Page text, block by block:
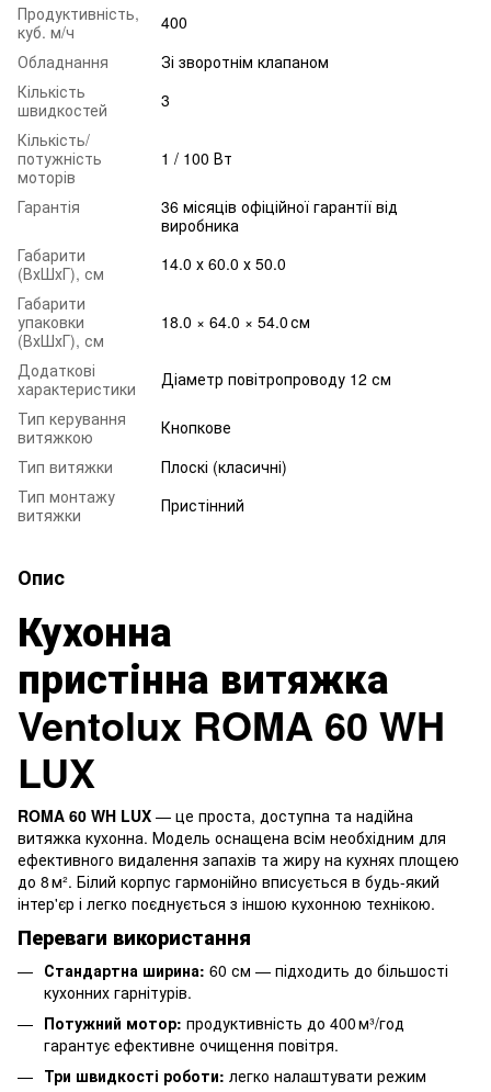
Продуктивність,
куб. м/ч
400
Обладнання
Зі зворотнім клапаном
Кількість
швидкостей
3
Кількість/
потужність
моторів
1 / 100 Вт
Гарантія
36 місяців офіційної гарантії від
виробника
Габарити
(ВхШхГ), см
14.0 х 60.0 х 50.0
Габарити
упаковки
(ВхШхГ), см
18.0 × 64.0 × 54.0 см
Додаткові
характеристики
Діаметр повітропроводу 12 см
Тип керування
витяжкою
Кнопкове
Тип витяжки
Плоскі (класичні)
Тип монтажу
витяжки
Пристінний
Опис
Кухонна
пристінна витяжка
Ventolux ROMA 60 WH
LUX
ROMA 60 WH LUX — це проста, доступна та надійна
витяжка кухонна. Модель оснащена всім необхідним для
ефективного видалення запахів та жиру на кухнях площею
до 8 м². Білий корпус гармонійно вписується в будь-який
інтер'єр і легко поєднується з іншою кухонною технікою.
Переваги використання
Стандартна ширина: 60 см — підходить до більшості
кухонних гарнітурів.
Потужний мотор: продуктивність до 400 м³/год
гарантує ефективне очищення повітря.
Три швидкості роботи: легко налаштувати режим